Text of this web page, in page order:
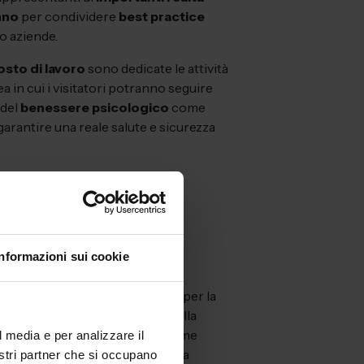
sui cookie
e per analizzare il
partner che si occupano
per condividere best practice
aziende.
di lavoro sono dedicate le attività
in cui i visitatori potranno seguire
benessere psicologico come
una reale salute e sicurezza
riservata a prodotti e servizi per la
professionali e accanto alla
di Ambiente Lavoro, che come
programma composto da